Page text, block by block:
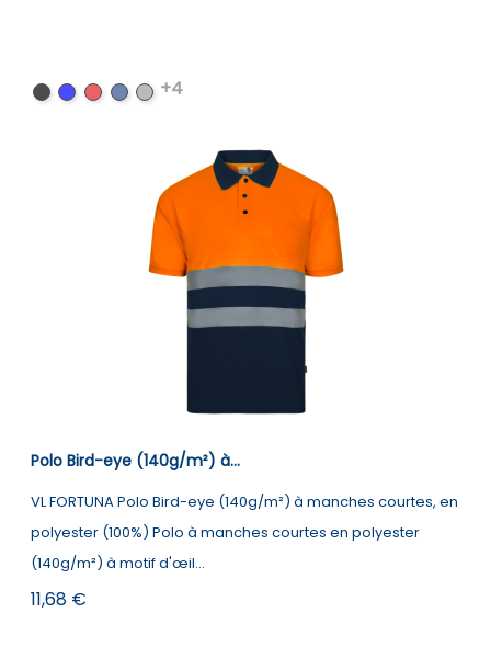
NoirBleuRouge
BleuGris+4
Polo Bird-eye (140g/m²) à...
VL FORTUNA Polo Bird-eye (140g/m²) à manches courtes, en
polyester (100%) Polo à manches courtes en polyester
(140g/m²) à motif d'œil...
Prix
11,68 €